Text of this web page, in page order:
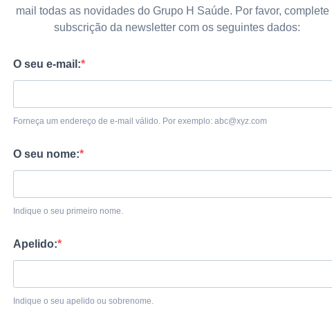
mail todas as novidades do Grupo H Saúde. Por favor, complete
subscrição da newsletter com os seguintes dados:
O seu e-mail:
Forneça um endereço de e-mail válido. Por exemplo: abc@xyz.com
O seu nome:
Indique o seu primeiro nome.
Apelido:
Indique o seu apelido ou sobrenome.